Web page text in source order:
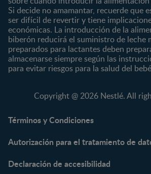
Escolar
Marcas
CERELAC®
GERBER®
KLIM®
NAN® 3
NAN® Optipro® 3
NAN® Supreme 3
NESTUM®
Productos
Cereales
Compotas y
Fórmulas
Vitaminas y
Si decide no amamantar, recuerde que
ser difícil de revertir y tiene
económicas. La introducción de la
biberón reducirá el suministro de leche
preparados para lactantes deben
almacenarse siempre según las
para evitar riesgos para la salud del
Copyright @ 2026 Nestlé. All
Términos y Condiciones
Autorización para el tratamiento de
Declaración de accesibilidad